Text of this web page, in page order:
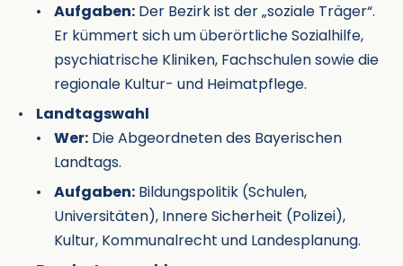
Aufgaben: Der Bezirk ist der „soziale Träger“.
Er kümmert sich um überörtliche Sozialhilfe,
psychiatrische Kliniken, Fachschulen sowie die
regionale Kultur- und Heimatpflege.
Landtagswahl
Wer: Die Abgeordneten des Bayerischen
Landtags.
Aufgaben: Bildungspolitik (Schulen,
Universitäten), Innere Sicherheit (Polizei),
Kultur, Kommunalrecht und Landesplanung.